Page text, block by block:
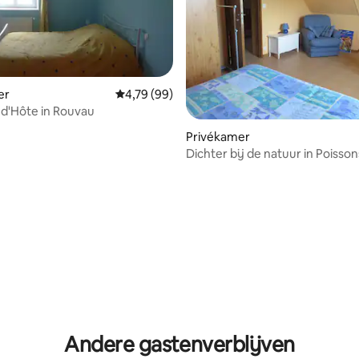
Gemiddelde beoordeling van 4,79 uit 5, 99
4,79 (99)
in Rouvau
Privékamer
Dichter bij de natuur in
Andere gastenverblijven